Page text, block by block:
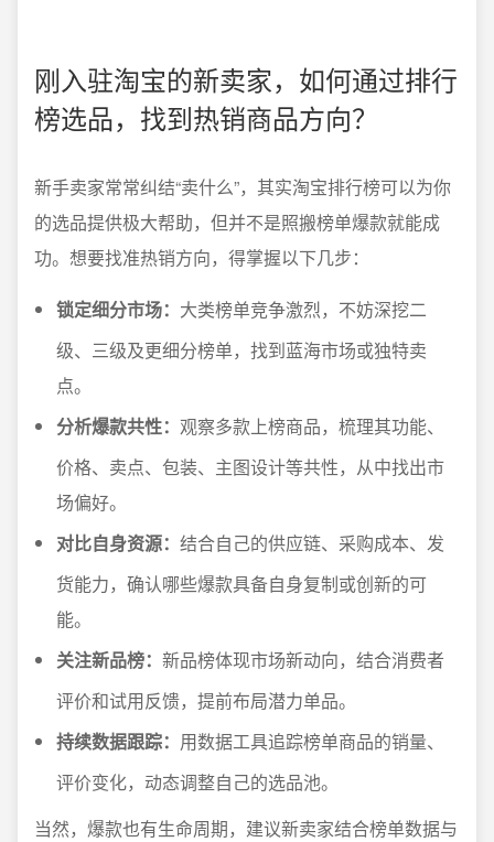
刚入驻淘宝的新卖家，如何通过排行
榜选品，找到热销商品方向？
新手卖家常常纠结“卖什么”，其实淘宝排行榜可以为你
的选品提供极大帮助，但并不是照搬榜单爆款就能成
功。想要找准热销方向，得掌握以下几步：
锁定细分市场： 大类榜单竞争激烈，不妨深挖二
级、三级及更细分榜单，找到蓝海市场或独特卖
点。
分析爆款共性： 观察多款上榜商品，梳理其功能、
价格、卖点、包装、主图设计等共性，从中找出市
场偏好。
对比自身资源： 结合自己的供应链、采购成本、发
货能力，确认哪些爆款具备自身复制或创新的可
能。
关注新品榜： 新品榜体现市场新动向，结合消费者
评价和试用反馈，提前布局潜力单品。
持续数据跟踪： 用数据工具追踪榜单商品的销量、
评价变化，动态调整自己的选品池。
当然，爆款也有生命周期，建议新卖家结合榜单数据与